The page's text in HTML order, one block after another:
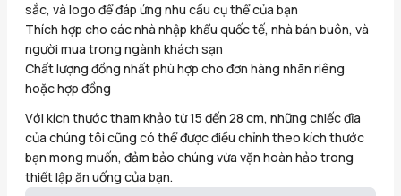
sắc, và logo để đáp ứng nhu cầu cụ thể của bạn
Thích hợp cho các nhà nhập khẩu quốc tế, nhà bán buôn, và
người mua trong ngành khách sạn
Chất lượng đồng nhất phù hợp cho đơn hàng nhãn riêng
hoặc hợp đồng
Với kích thước tham khảo từ 15 đến 28 cm, những chiếc đĩa
của chúng tôi cũng có thể được điều chỉnh theo kích thước
bạn mong muốn, đảm bảo chúng vừa vặn hoàn hảo trong
thiết lập ăn uống của bạn.